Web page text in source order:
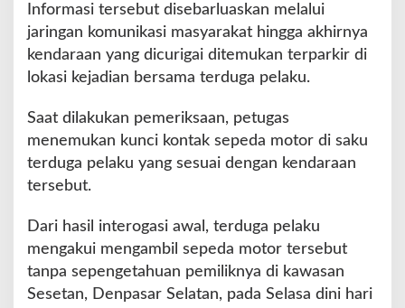
k
a
n
l
i
s
Informasi tersebut disebarluaskan melalui
jaringan komunikasi masyarakat hingga akhirnya
kendaraan yang dicurigai ditemukan terparkir di
lokasi kejadian bersama terduga pelaku.
Saat dilakukan pemeriksaan, petugas
menemukan kunci kontak sepeda motor di saku
terduga pelaku yang sesuai dengan kendaraan
tersebut.
Dari hasil interogasi awal, terduga pelaku
mengakui mengambil sepeda motor tersebut
tanpa sepengetahuan pemiliknya di kawasan
Sesetan, Denpasar Selatan, pada Selasa dini hari